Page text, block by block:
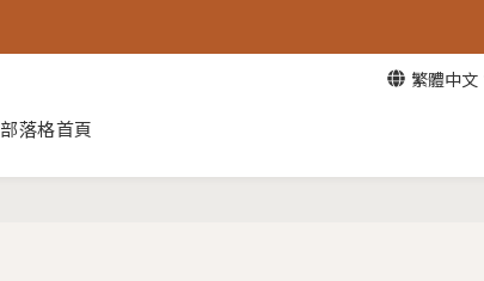
繁體中文
部落格首頁